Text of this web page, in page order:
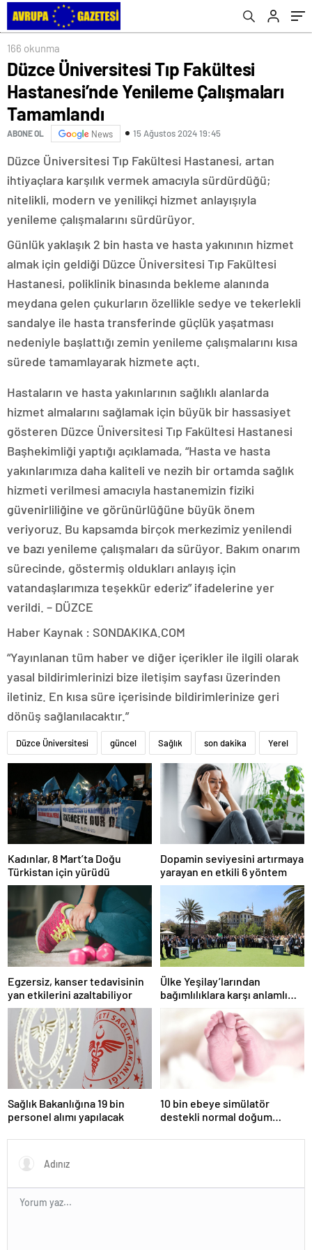
Tamamlandı
166 okunma
Düzce Üniversitesi Tıp Fakültesi
Hastanesi’nde Yenileme Çalışmaları
Tamamlandı
ABONE OL News 15 Ağustos 2024 19:45
Düzce Üniversitesi Tıp Fakültesi Hastanesi, artan
ihtiyaçlara karşılık vermek amacıyla sürdürdüğü;
nitelikli, modern ve yenilikçi hizmet anlayışıyla
yenileme çalışmalarını sürdürüyor.
Günlük yaklaşık 2 bin hasta ve hasta yakınının hizmet
almak için geldiği Düzce Üniversitesi Tıp Fakültesi
Hastanesi, poliklinik binasında bekleme alanında
meydana gelen çukurların özellikle sedye ve tekerlekli
sandalye ile hasta transferinde güçlük yaşatması
nedeniyle başlattığı zemin yenileme çalışmalarını kısa
sürede tamamlayarak hizmete açtı.
Hastaların ve hasta yakınlarının sağlıklı alanlarda
hizmet almalarını sağlamak için büyük bir hassasiyet
gösteren Düzce Üniversitesi Tıp Fakültesi Hastanesi
Başhekimliği yaptığı açıklamada, “Hasta ve hasta
yakınlarımıza daha kaliteli ve nezih bir ortamda sağlık
hizmeti verilmesi amacıyla hastanemizin fiziki
güvenirliliğine ve görünürlüğüne büyük önem
veriyoruz. Bu kapsamda birçok merkezimiz yenilendi
ve bazı yenileme çalışmaları da sürüyor. Bakım onarım
sürecinde, göstermiş oldukları anlayış için
vatandaşlarımıza teşekkür ederiz” ifadelerine yer
verildi. – DÜZCE
Haber Kaynak : SONDAKIKA.COM
“Yayınlanan tüm haber ve diğer içerikler ile ilgili olarak
yasal bildirimlerinizi bize iletişim sayfası üzerinden
iletiniz. En kısa süre içerisinde bildirimlerinize geri
dönüş sağlanılacaktır.”
Düzce Üniversitesi güncel Sağlık son dakika Yerel
Kadınlar, 8 Mart’ta Doğu
Türkistan için yürüdü
Dopamin seviyesini artırmaya
yarayan en etkili 6 yöntem
Egzersiz, kanser tedavisinin
yan etkilerini azaltabiliyor
Ülke Yeşilay’larından
bağımlılıklara karşı anlamlı
çağrı: Birlikte daha güçlüyüz
Sağlık Bakanlığına 19 bin
personel alımı yapılacak
10 bin ebeye simülatör
destekli normal doğum